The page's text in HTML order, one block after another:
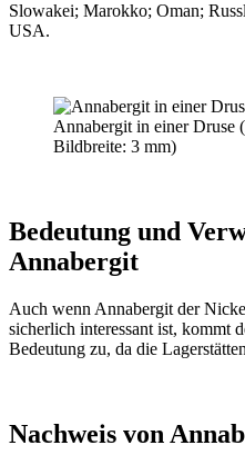
Slowakei; Marokko; Oman;
USA.
Annabergit in einer Druse
Bildbreite: 3 mm)
Bedeutung und
Annabergit
Auch wenn Annabergit der
sicherlich interessant ist, kommt
Bedeutung zu, da die
Nachweis von